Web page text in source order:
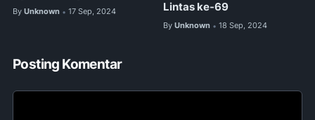
By Unknown • 17 Sep, 2024
Lintas ke-69
By Unknown • 18 Sep, 2024
Posting Komentar